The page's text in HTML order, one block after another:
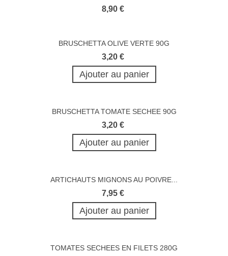
8,90 €
BRUSCHETTA OLIVE VERTE 90G
3,20 €
Ajouter au panier
BRUSCHETTA TOMATE SECHEE 90G
3,20 €
Ajouter au panier
ARTICHAUTS MIGNONS AU POIVRE...
7,95 €
Ajouter au panier
TOMATES SECHEES EN FILETS 280G